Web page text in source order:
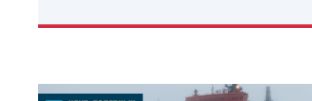
УЗНАТЬ ПОДРОБНЕЕ